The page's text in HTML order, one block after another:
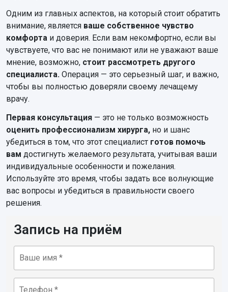
Одним из главных аспектов, на который стоит обратить
внимание, является ваше собственное чувство
комфорта и доверия. Если вам некомфортно, если вы
чувствуете, что вас не понимают или не уважают ваше
мнение, возможно, стоит рассмотреть другого
специалиста. Операция — это серьезный шаг, и важно,
чтобы вы полностью доверяли своему лечащему
врачу.
Первая консультация — это не только возможность
оценить профессионализм хирурга, но и шанс
убедиться в том, что этот специалист готов помочь
вам достигнуть желаемого результата, учитывая ваши
индивидуальные особенности и пожелания.
Используйте это время, чтобы задать все волнующие
вас вопросы и убедиться в правильности своего
решения.
Запись на приём